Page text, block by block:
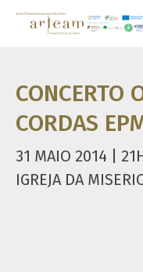
CONCERTO
CORDAS
31 MAIO 2014 |
IGREJA DA